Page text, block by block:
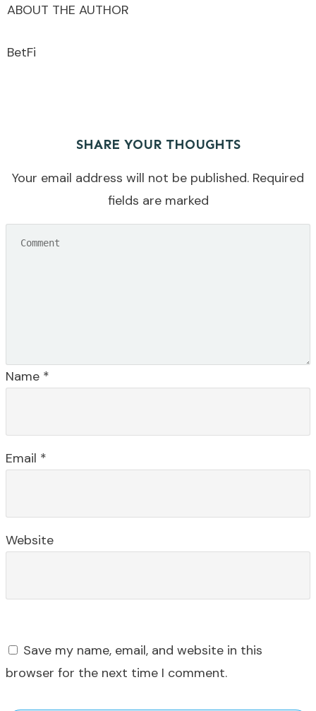
ABOUT THE AUTHOR
BetFi
SHARE YOUR THOUGHTS
Your email address will not be published. Required
fields are marked
Name *
Email *
Website
Save my name, email, and website in this
browser for the next time I comment.